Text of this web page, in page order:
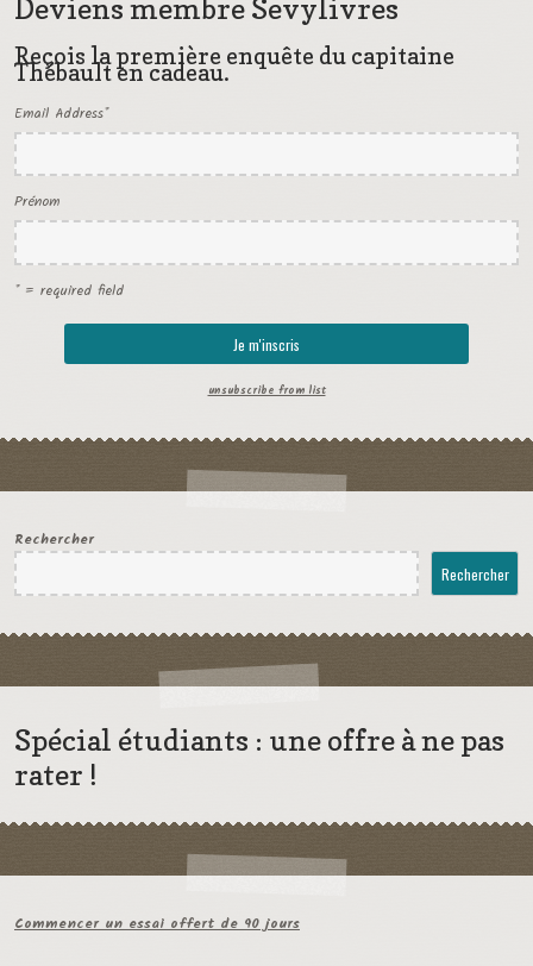
Deviens membre Sevylivres
Reçois la première enquête du capitaine
Thébault en cadeau.
Email Address*
Prénom
* = required field
unsubscribe from list
Rechercher
Rechercher
Spécial étudiants : une offre à ne pas
rater !
Commencer un essai offert de 90 jours